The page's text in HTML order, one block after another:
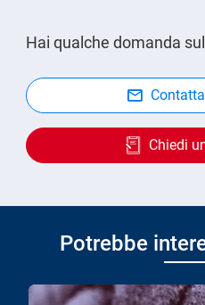
Hai qualche domanda
Chiedi
Potrebbe